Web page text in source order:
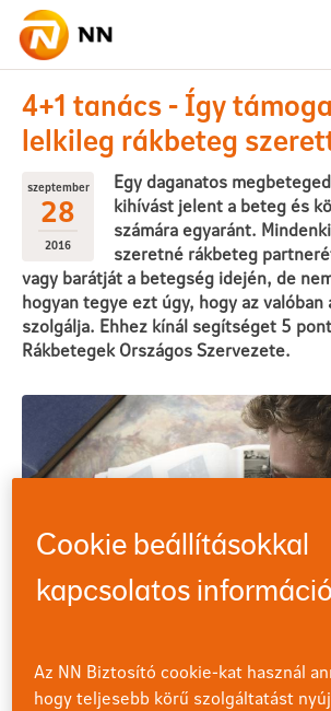
Ugrás a fő tartalomhoz
2 16-09-28 4+1
4+1 tanács - Így
lelkileg rákbeteg
szeptember
28
2016
Egy daganatos
kihívást jelent a beteg és
számára egyaránt.
szeretné rákbeteg
vagy barátját a betegség idején, de
hogyan tegye ezt úgy, hogy az valóban
szolgálja. Ehhez kínál segítséget 5
Rákbetegek Országos Szervezete.
Cookie beállításokkal
kapcsolatos
Az NN Biztosító cookie-kat használ
hogy teljesebb körű szolgáltatást